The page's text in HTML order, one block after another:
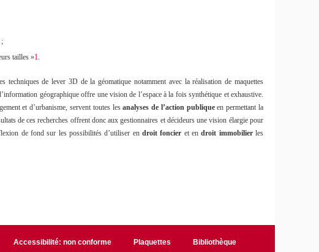
tailles »1
techniques de lever 3D de la géomatique notamment avec la réalisation de maquettes
géographique offre une vision de l’espace à la fois synthétique et exhaustive.
et d’urbanisme, servent toutes lesanalyses de l’action publiqueen permettant la
de ces recherches offrent donc aux gestionnaires et décideurs une vision élargie pour
de fond sur les possibilités d’utiliser en droit foncier et endroit immobilierles
Accessibilité: non conforme Plaquettes Bibliothèque